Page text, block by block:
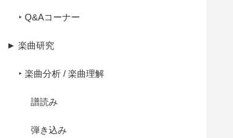
‣ Q&Aコーナー
► 楽曲研究
‣ 楽曲分析 / 楽曲理解
譜読み
弾き込み